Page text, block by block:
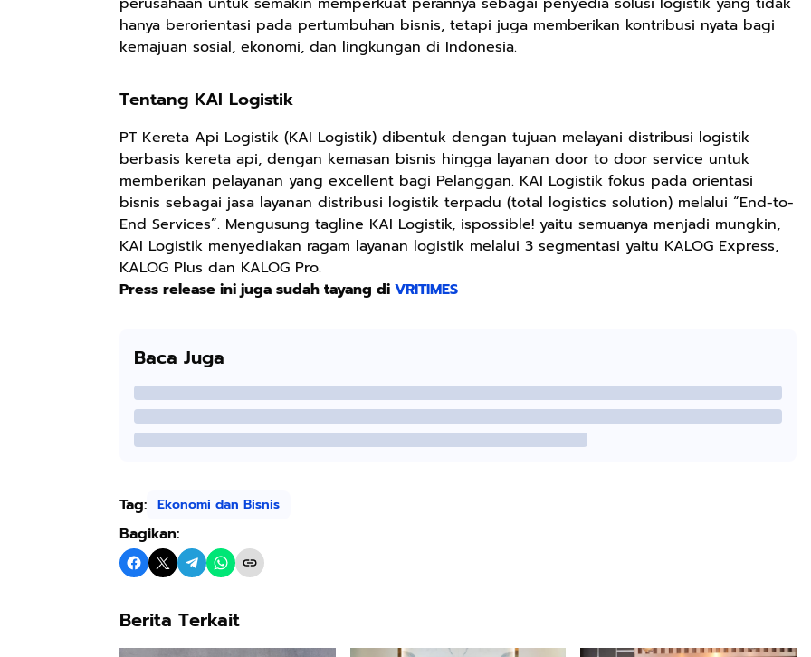
hanya berorientasi pada pertumbuhan bisnis, tetapi juga memberikan kontribusi nyata bagi
kemajuan sosial, ekonomi, dan lingkungan di Indonesia.
Tentang KAI Logistik
PT Kereta Api Logistik (KAI Logistik) dibentuk dengan tujuan melayani distribusi logistik
berbasis kereta api, dengan kemasan bisnis hingga layanan door to door service untuk
memberikan pelayanan yang excellent bagi Pelanggan. KAI Logistik fokus pada orientasi
bisnis sebagai jasa layanan distribusi logistik terpadu (total logistics solution) melalui “End-to-
End Services”. Mengusung tagline KAI Logistik, ispossible! yaitu semuanya menjadi mungkin,
KAI Logistik menyediakan ragam layanan logistik melalui 3 segmentasi yaitu KALOG Express,
KALOG Plus dan KALOG Pro.
Press release ini juga sudah tayang di VRITIMES
Baca Juga
Tag: Ekonomi dan Bisnis
Bagikan:
Berita Terkait